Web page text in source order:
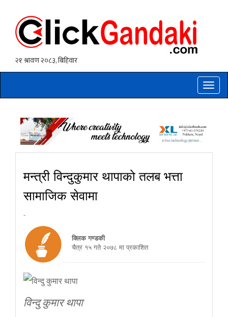
Toggle
मन्त्री विन्दुकुमार थापाको तलब भत्ता
सामाजिक सेवामा
-
क्लिक गण्डकी
चैत्र १५ गते २०७८ मा प्रकाशित
विन्दु कुमार थापा